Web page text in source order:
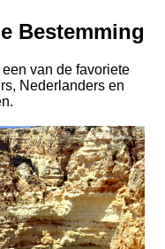
Bestemming
van de favoriete
Nederlanders en